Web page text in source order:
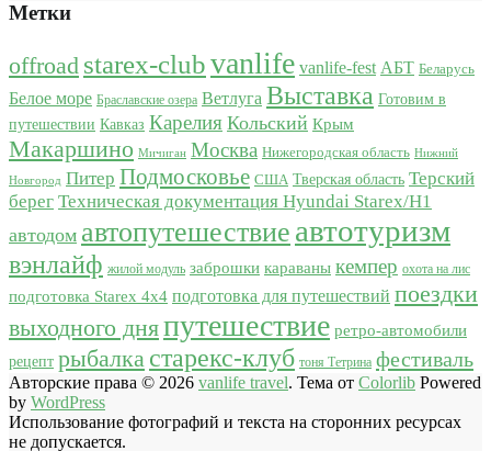
Метки
offroad starex-clubvanlife vanlife-fest АБТ Беларусь
Белое море Браславские озера Ветлуга Выставка Готовим в
путешествии Кавказ Карелия Кольский Крым
Макаршино Мичиган Москва Нижегородская область Нижний
Новгород Питер Подмосковье США Тверская область Терский
берег Техническая документация Hyundai Starex/H1
автодом автопутешествие автотуризм
вэнлайф жилой модуль заброшки караваны кемпер охота на лис
подготовка Starex 4x4 подготовка для путешествий поездки
выходного дняпутешествие ретро-автомобили
рецепт рыбалка старекс-клуб тоня Тетрина фестиваль
Авторские права © 2026 vanlife travel. Тема от Colorlib Powered
by WordPress
Использование фотографий и текста на сторонних ресурсах
не допускается.